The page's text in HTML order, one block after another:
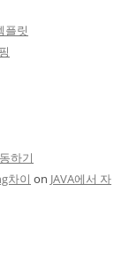
플릿
하기
차이 on JAVA에서 자